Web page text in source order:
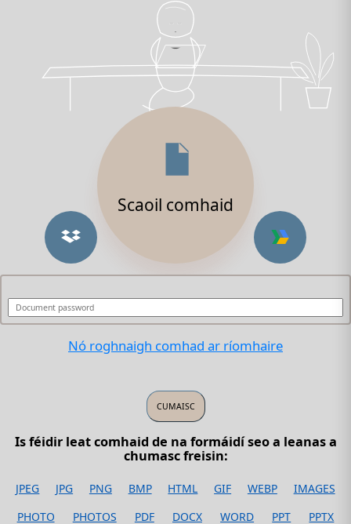
Scaoil comhaid
Nó roghnaigh comhad ar ríomhaire
Is féidir leat comhaid de na formáidí seo a leanas a
chumasc freisin:
JPEG JPG PNG BMP HTML GIF WEBP
IMAGES
PHOTO
PHOTOS PDF DOCX WORD PPT
PPTX